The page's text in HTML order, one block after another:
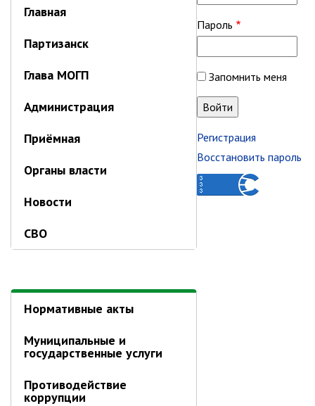
Межрайонная
инспекция
ФНС
России
№
16
Главная
Партизанск
Глава МОГП
Администрация
Приёмная
Органы власти
Новости
СВО
Нормативные акты
Муниципальные и
государственные услуги
Противодействие
коррупции
Пароль
Запомнить меня
Регистрация
Восстановить пароль